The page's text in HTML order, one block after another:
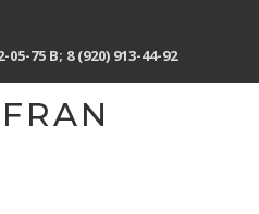
05-75 В; 8 (920) 913-44-92